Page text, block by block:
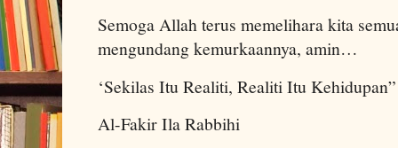
Semoga Allah terus memelihara kita
mengundang kemurkaannya, amin…
‘Sekilas Itu Realiti, Realiti Itu Kehidupan”
Al-Fakir Ila Rabbihi